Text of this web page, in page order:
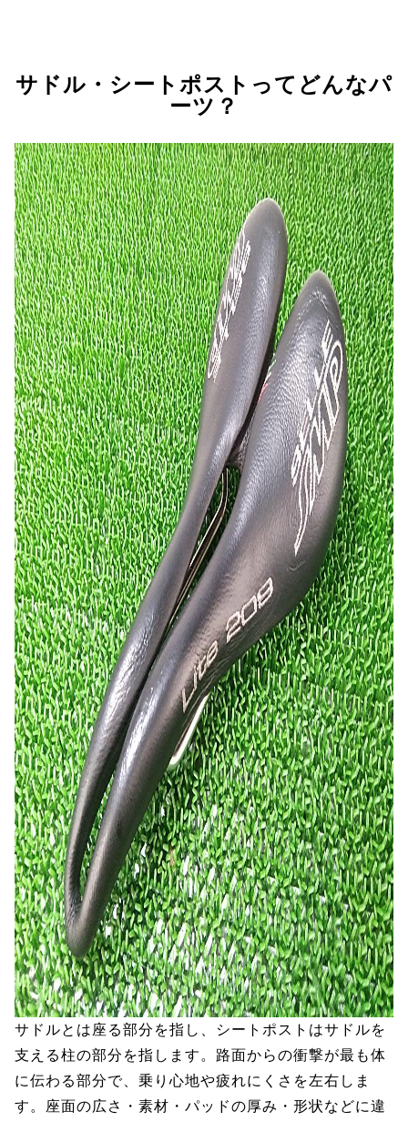
サドル・シートポストってどんなパ
ーツ？
サドルとは座る部分を指し、シートポストはサドルを
支える柱の部分を指します。路面からの衝撃が最も体
に伝わる部分で、乗り心地や疲れにくさを左右しま
す。座面の広さ・素材・パッドの厚み・形状などに違